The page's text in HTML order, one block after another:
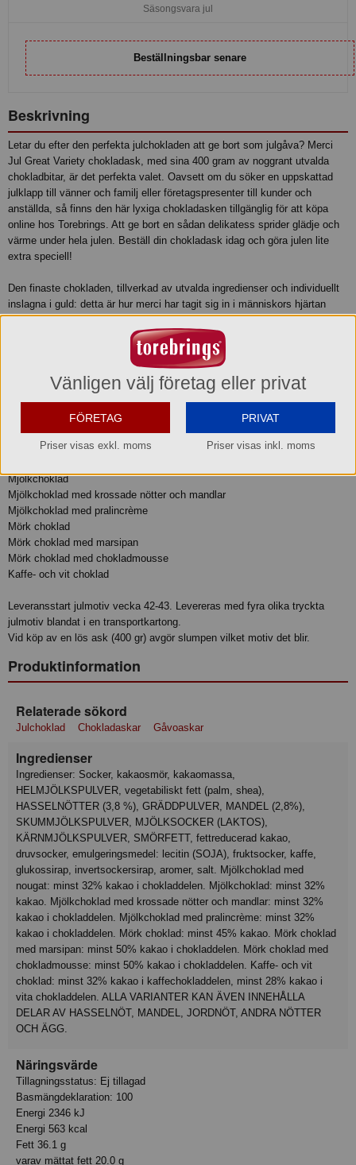
Säsongsvara jul
Beställningsbar senare
Beskrivning
Letar du efter den perfekta julchokladen att ge bort som julgåva? Merci
Jul Great Variety chokladask, med sina 400 gram av noggrant utvalda
chokladbitar, är det perfekta valet. Oavsett om du söker en uppskattad
julklapp till vänner och familj eller företagspresenter till kunder och
anställda, så finns den här lyxiga chokladasken tillgänglig för att köpa
online hos Torebrings. Att ge bort en sådan delikatess sprider glädje och
värme under hela julen. Beställ din chokladask idag och göra julen lite
extra speciell!
Den finaste chokladen, tillverkad av utvalda ingredienser och individuellt
inslagna i guld: detta är hur merci har tagit sig in i människors hjärtan
sedan 1965. Inte förvånande med tanke på att merci är gåvan att ge som
ett speciellt tack. merci betyder tack – Tack för att du finns!
merci Finest Selection är en perfekt presentask med chokladpraliner i åtta
utvalda varianter. I asken, som bjuder på både ljus och mörk choklad -
med och utan fyllning, finns det en favorit för alla.
Merci 400 gr innehåller följande 32 chokladpraliner á 12,5 gr i åtta utvalda
varianter:
Mjölkchoklad
Mjölkchoklad med krossade nötter och mandlar
Mjölkchoklad med pralincrème
Mörk choklad
Mörk choklad med marsipan
Mörk choklad med chokladmousse
Kaffe- och vit choklad
Leveransstart julmotiv vecka 42-43. Levereras med fyra olika tryckta
julmotiv blandat i en transportkartong.
Vid köp av en lös ask (400 gr) avgör slumpen vilket motiv det blir.
Produktinformation
Relaterade sökord
Julchoklad Chokladaskar Gåvoaskar
Ingredienser
Ingredienser: Socker, kakaosmör, kakaomassa,
HELMJÖLKSPULVER, vegetabiliskt fett (palm, shea),
HASSELNÖTTER (3,8 %), GRÄDDPULVER, MANDEL (2,8%),
SKUMMJÖLKSPULVER, MJÖLKSOCKER (LAKTOS),
KÄRNMJÖLKSPULVER, SMÖRFETT, fettreducerad kakao,
druvsocker, emulgeringsmedel: lecitin (SOJA), fruktsocker, kaffe,
glukossirap, invertsockersirap, aromer, salt. Mjölkchoklad med
nougat: minst 32% kakao i chokladdelen. Mjölkchoklad: minst 32%
kakao. Mjölkchoklad med krossade nötter och mandlar: minst 32%
kakao i chokladdelen. Mjölkchoklad med pralincrème: minst 32%
kakao i chokladdelen. Mörk choklad: minst 45% kakao. Mörk choklad
med marsipan: minst 50% kakao i chokladdelen. Mörk choklad med
chokladmousse: minst 50% kakao i chokladdelen. Kaffe- och vit
choklad: minst 32% kakao i kaffechokladdelen, minst 28% kakao i
vita chokladdelen. ALLA VARIANTER KAN ÄVEN INNEHÅLLA
DELAR AV HASSELNÖT, MANDEL, JORDNÖT, ANDRA NÖTTER
OCH ÄGG.
Näringsvärde
Tillagningsstatus: Ej tillagad
Basmängdeklaration: 100
Energi 2346 kJ
Energi 563 kcal
Fett 36.1 g
varav mättat fett 20.0 g
Vänligen välj företag eller privat
FÖRETAG
Priser visas exkl. moms
PRIVAT
Priser visas inkl. moms